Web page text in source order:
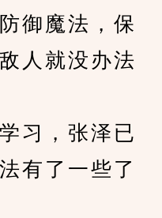
御魔法，保
人就没办法
，张泽已
有了一些了